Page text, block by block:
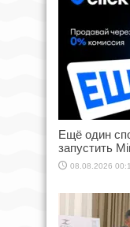
Ещё один
запустить
08.08.2026